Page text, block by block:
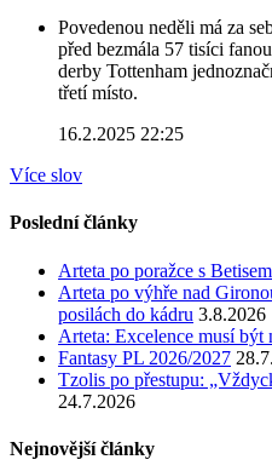
Povedenou neděli má za
před bezmála 57 tisíci
derby Tottenham
třetí místo.
16.2.2025 22:25
Více slov
Poslední články
Arteta po poražce s
Arteta po výhře nad
posilách do kádru 3.8.2026
Arteta: Excelence musí být
Fantasy PL 2026/2027
Tzolis po přestupu:
24.7.2026
Nejnovější články